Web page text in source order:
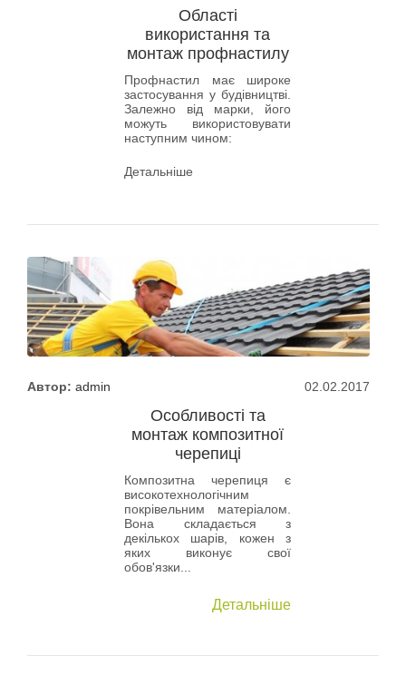
Області
використання та
монтаж профнастилу
Профнастил має широке
застосування у будівництві.
Залежно від марки, його
можуть використовувати
наступним чином:
Детальніше
02.02.2017
Автор: admin
Особливості та
монтаж композитної
черепиці
Композитна черепиця є
високотехнологічним
покрівельним матеріалом.
Вона складається з
декількох шарів, кожен з
яких виконує свої
обов'язки...
Детальніше